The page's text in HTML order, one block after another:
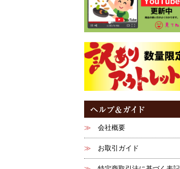
会社概要
お取引ガイド